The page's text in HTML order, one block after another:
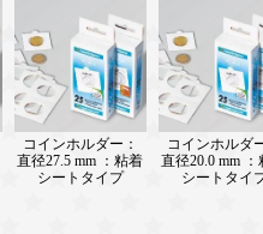
コインホルダー：
直径27.5 mm ：粘着
シートタイプ
コインホルダ
直径20.0 mm ：
シートタイ